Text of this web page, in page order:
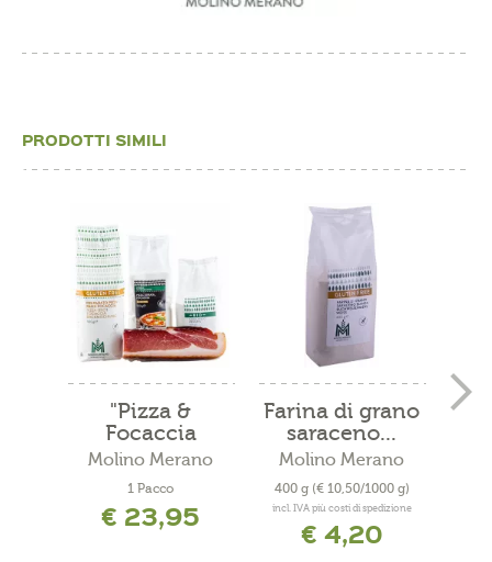
PRODOTTI SIMILI
"Pizza &
Focaccia
senza...
Molino Merano
1 Pacco
€ 23,95
Farina di grano
saraceno...
Molino Merano
400 g (€ 10,50/1000 g)
incl. IVA più costi di spedizione
€ 4,20